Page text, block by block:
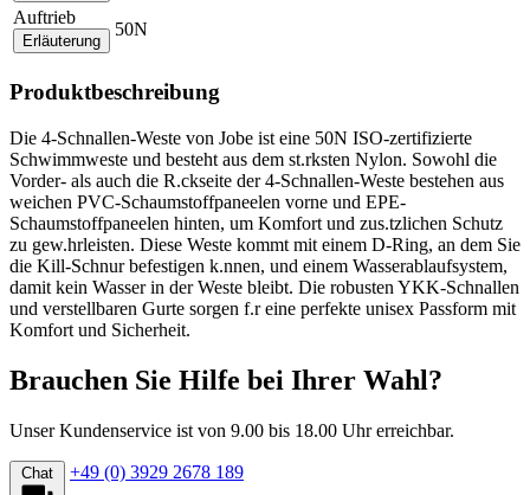
Auftrieb
Erläuterung
50N
Produktbeschreibung
Die 4-Schnallen-Weste von Jobe ist eine 50N ISO-zertifizierte
Schwimmweste und besteht aus dem st.rksten Nylon. Sowohl die
Vorder- als auch die R.ckseite der 4-Schnallen-Weste bestehen aus
weichen PVC-Schaumstoffpaneelen vorne und EPE-
Schaumstoffpaneelen hinten, um Komfort und zus.tzlichen Schutz
zu gew.hrleisten. Diese Weste kommt mit einem D-Ring, an dem Sie
die Kill-Schnur befestigen k.nnen, und einem Wasserablaufsystem,
damit kein Wasser in der Weste bleibt. Die robusten YKK-Schnallen
und verstellbaren Gurte sorgen f.r eine perfekte unisex Passform mit
Komfort und Sicherheit.
Brauchen Sie Hilfe bei Ihrer Wahl?
Unser Kundenservice ist von 9.00 bis 18.00 Uhr erreichbar.
Chat +49 (0) 3929 2678 189